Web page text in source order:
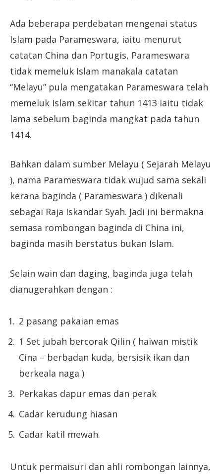
Ada beberapa perdebatan mengenai status
Islam pada Parameswara, iaitu menurut
catatan China dan Portugis, Parameswara
tidak memeluk Islam manakala catatan
“Melayu” pula mengatakan Parameswara telah
memeluk Islam sekitar tahun 1413 iaitu tidak
lama sebelum baginda mangkat pada tahun
1414.
Bahkan dalam sumber Melayu ( Sejarah Melayu
), nama Parameswara tidak wujud sama sekali
kerana baginda ( Parameswara ) dikenali
sebagai Raja Iskandar Syah. Jadi ini bermakna
semasa rombongan baginda di China ini,
baginda masih berstatus bukan Islam.
Selain wain dan daging, baginda juga telah
dianugerahkan dengan :
2 pasang pakaian emas
1 Set jubah bercorak Qilin ( haiwan mistik
Cina – berbadan kuda, bersisik ikan dan
berkeala naga )
Perkakas dapur emas dan perak
Cadar kerudung hiasan
Cadar katil mewah.
Untuk permaisuri dan ahli rombongan lainnya,